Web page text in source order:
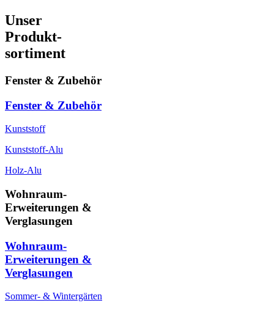
Unser
Produkt-
sortiment
Fenster & Zubehör
Fenster & Zubehör
Kunststoff
Kunststoff-Alu
Holz-Alu
Wohnraum-
Erweiterungen &
Verglasungen
Wohnraum-
Erweiterungen &
Verglasungen
Sommer- & Wintergärten